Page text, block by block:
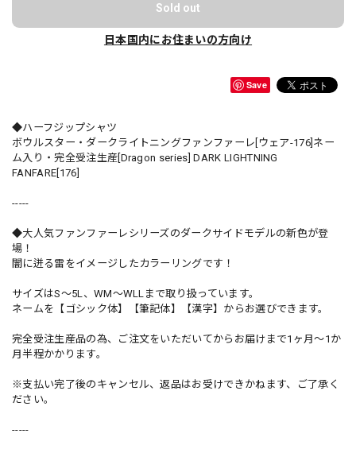
Sold out
日本国内にお住まいの方向け
Save
◆ハーフジップシャツ
ボウルスター・ダークライトニングファンファーレ[ウェア-176]ネー
ム入り・完全受注生産[Dragon series] DARK LIGHTNING
FANFARE[176]
-----
◆大人気ファンファーレシリーズのダークサイドモデルの新色が登
場！
闇に迸る雷をイメージしたカラーリングです！
サイズはS〜5L、WM〜WLLまで取り扱っています。
ネームを【ゴシック体】【筆記体】【漢字】からお選びできます。
完全受注生産品の為、ご注文をいただいてからお届けまで1ヶ月〜1か
月半程かかります。
※支払い完了後のキャンセル、返品はお受けできかねます、ご了承く
ださい。
-----